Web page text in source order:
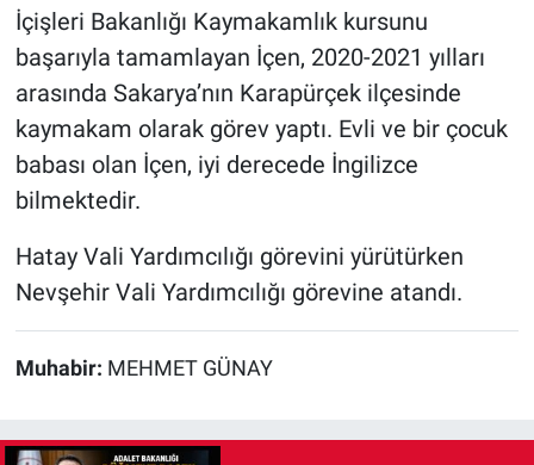
İçişleri Bakanlığı Kaymakamlık kursunu
başarıyla tamamlayan İçen, 2020-2021 yılları
arasında Sakarya’nın Karapürçek ilçesinde
kaymakam olarak görev yaptı. Evli ve bir çocuk
babası olan İçen, iyi derecede İngilizce
bilmektedir.
Hatay Vali Yardımcılığı görevini yürütürken
Nevşehir Vali Yardımcılığı görevine atandı.
Muhabir: MEHMET GÜNAY